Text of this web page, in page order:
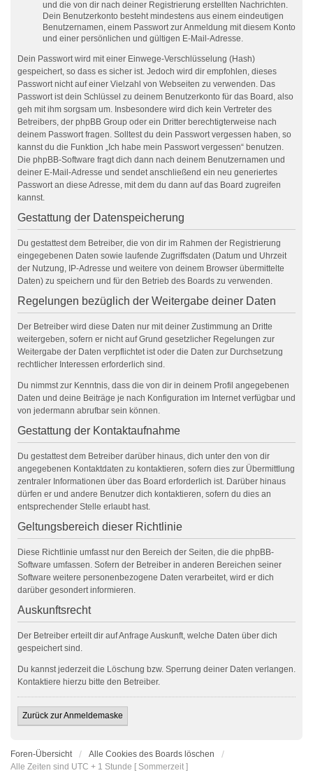
und die von dir nach deiner Registrierung erstellten Nachrichten.
Dein Benutzerkonto besteht mindestens aus einem eindeutigen
Benutzernamen, einem Passwort zur Anmeldung mit diesem Konto
und einer persönlichen und gültigen E-Mail-Adresse.
Dein Passwort wird mit einer Einwege-Verschlüsselung (Hash)
gespeichert, so dass es sicher ist. Jedoch wird dir empfohlen, dieses
Passwort nicht auf einer Vielzahl von Webseiten zu verwenden. Das
Passwort ist dein Schlüssel zu deinem Benutzerkonto für das Board, also
geh mit ihm sorgsam um. Insbesondere wird dich kein Vertreter des
Betreibers, der phpBB Group oder ein Dritter berechtigterweise nach
deinem Passwort fragen. Solltest du dein Passwort vergessen haben, so
kannst du die Funktion „Ich habe mein Passwort vergessen“ benutzen.
Die phpBB-Software fragt dich dann nach deinem Benutzernamen und
deiner E-Mail-Adresse und sendet anschließend ein neu generiertes
Passwort an diese Adresse, mit dem du dann auf das Board zugreifen
kannst.
Gestattung der Datenspeicherung
Du gestattest dem Betreiber, die von dir im Rahmen der Registrierung
eingegebenen Daten sowie laufende Zugriffsdaten (Datum und Uhrzeit
der Nutzung, IP-Adresse und weitere von deinem Browser übermittelte
Daten) zu speichern und für den Betrieb des Boards zu verwenden.
Regelungen bezüglich der Weitergabe deiner Daten
Der Betreiber wird diese Daten nur mit deiner Zustimmung an Dritte
weitergeben, sofern er nicht auf Grund gesetzlicher Regelungen zur
Weitergabe der Daten verpflichtet ist oder die Daten zur Durchsetzung
rechtlicher Interessen erforderlich sind.
Du nimmst zur Kenntnis, dass die von dir in deinem Profil angegebenen
Daten und deine Beiträge je nach Konfiguration im Internet verfügbar und
von jedermann abrufbar sein können.
Gestattung der Kontaktaufnahme
Du gestattest dem Betreiber darüber hinaus, dich unter den von dir
angegebenen Kontaktdaten zu kontaktieren, sofern dies zur Übermittlung
zentraler Informationen über das Board erforderlich ist. Darüber hinaus
dürfen er und andere Benutzer dich kontaktieren, sofern du dies an
entsprechender Stelle erlaubt hast.
Geltungsbereich dieser Richtlinie
Diese Richtlinie umfasst nur den Bereich der Seiten, die die phpBB-
Software umfassen. Sofern der Betreiber in anderen Bereichen seiner
Software weitere personenbezogene Daten verarbeitet, wird er dich
darüber gesondert informieren.
Auskunftsrecht
Der Betreiber erteilt dir auf Anfrage Auskunft, welche Daten über dich
gespeichert sind.
Du kannst jederzeit die Löschung bzw. Sperrung deiner Daten verlangen.
Kontaktiere hierzu bitte den Betreiber.
Zurück zur Anmeldemaske
Foren-Übersicht
Alle Cookies des Boards löschen
Alle Zeiten sind UTC + 1 Stunde [ Sommerzeit ]